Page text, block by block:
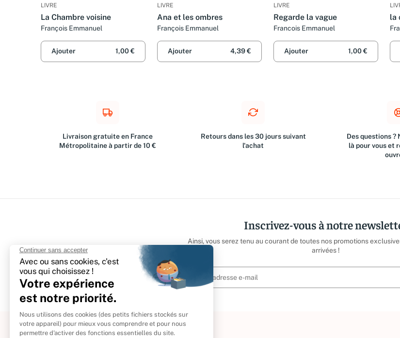
LIVRE
La Chambre voisine
François Emmanuel
Ajouter 1,00 €
LIVRE
Ana et les ombres
François Emmanuel
Ajouter 4,39 €
LIVRE
Regarde la vague
Francois Emmanuel
Ajouter 1,00 €
la
Livraison gratuite en France
Métropolitaine à partir de 10 €
Retours dans les 30 jours suivant
l'achat
Des questions ?
là pour vous et
Inscrivez-vous à notre
Ainsi, vous serez tenu au courant de toutes nos promotions
arrivées !